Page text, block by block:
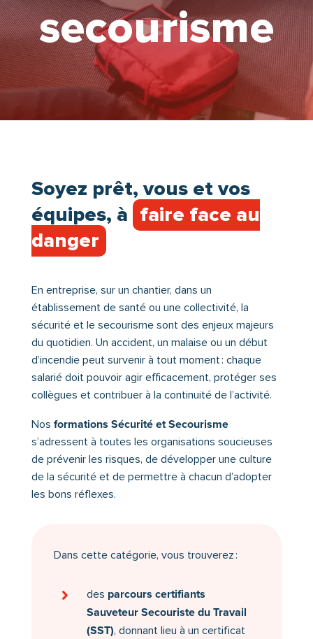
secourisme
Soyez prêt, vous et vos
équipes, à faire face au
danger
En entreprise, sur un chantier, dans un
établissement de santé ou une collectivité, la
sécurité et le secourisme sont des enjeux majeurs
du quotidien. Un accident, un malaise ou un début
d’incendie peut survenir à tout moment : chaque
salarié doit pouvoir agir efficacement, protéger ses
collègues et contribuer à la continuité de l’activité.
Nos formations Sécurité et Secourisme
s’adressent à toutes les organisations soucieuses
de prévenir les risques, de développer une culture
de la sécurité et de permettre à chacun d’adopter
les bons réflexes.
Dans cette catégorie, vous trouverez :
des parcours certifiants
Sauveteur Secouriste du Travail
(SST), donnant lieu à un certificat